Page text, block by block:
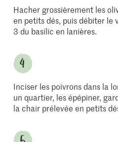
Hacher grossièrement les
en petits dés, puis débiter le
3 du basilic en lanières.
Inciser les poivrons dans la
un quartier, les épépiner,
la chair prélevée en petits